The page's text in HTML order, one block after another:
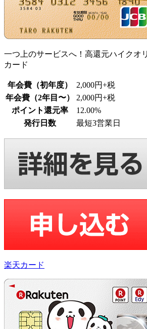
一つ上のサービスへ！高還元ハイクオ
カード
年会費（初年度）
2,000円+税
年会費（2年目〜）
2,000円+税
ポイント還元率
12.00%
発行日数
最短3営業日
楽天カード